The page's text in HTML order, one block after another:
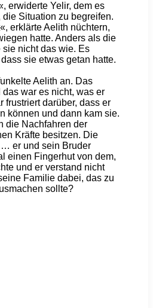
erwiderte Yelir, dem es
Situation zu begreifen.
erklärte Aelith nüchtern,
hatte. Anders als die
sie nicht das wie. Es
sie etwas getan hatte.
Aelith an. Das
war es nicht, was er
frustriert darüber, dass er
können und dann kam sie.
die Nachfahren der
Kräfte besitzen. Die
er und sein Bruder
einen Fingerhut von dem,
und er verstand nicht
Familie dabei, das zu
sollte?